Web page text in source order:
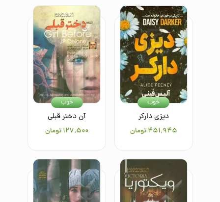
دیزی دارکر
۴۵۱٬۹۴۵ تومان
خوب
آن دختر قبلی
۱۲۷٬۵۰۰تومان
خوب